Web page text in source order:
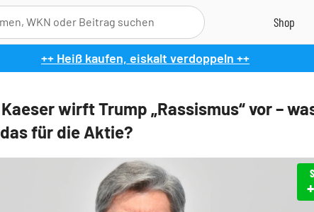
++ Heiß kaufen, eiskalt verdoppeln ++
wirft Trump „Rassismus“ vor –
für die Aktie?